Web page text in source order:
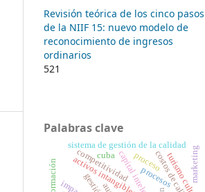
Revisión teórica de los cinco pasos
de la NIIF 15: nuevo modelo de
reconocimiento de ingresos
ordinarios
521
Palabras clave
procesos
activos intangibles
competitividad costos de calidad
sistema de gestión de la calidad
turismo cultural
marketing
cuba proceso